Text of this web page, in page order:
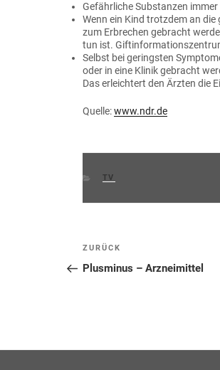
Gefährliche Substanzen
Wenn ein Kind trotzdem an
zum Erbrechen gebracht
tun ist.
Selbst bei geringsten
oder in eine Klinik gebracht
Das erleichtert den Ärzten die
Quelle:www.ndr.de
KATEGORIEN
TV
Vorheriger
Beitrag
ZURÜCK
Plusminus – Arzneimittel